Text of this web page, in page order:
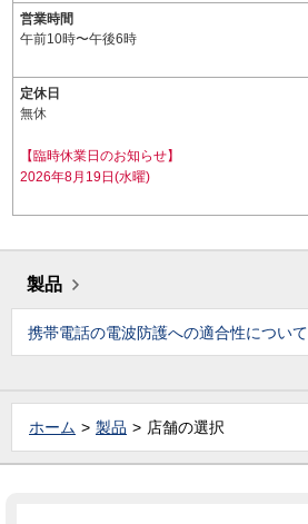
営業時間
午前10時〜午後6時
定休日
無休
【臨時休業日のお知らせ】
2026年8月19日(水曜)
製品
携帯電話の電波防護への適合性について
ホーム 製品 店舗の選択